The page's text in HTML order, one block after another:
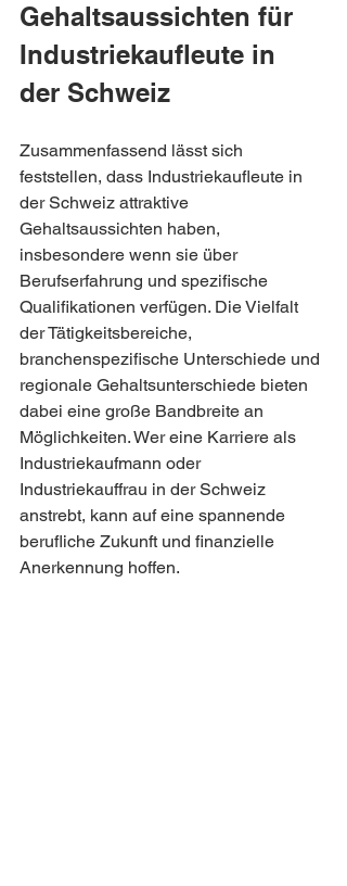
Gehaltsaussichten für
Industriekaufleute in
der Schweiz
Zusammenfassend lässt sich
feststellen, dass Industriekaufleute in
der Schweiz attraktive
Gehaltsaussichten haben,
insbesondere wenn sie über
Berufserfahrung und spezifische
Qualifikationen verfügen. Die Vielfalt
der Tätigkeitsbereiche,
branchenspezifische Unterschiede und
regionale Gehaltsunterschiede bieten
dabei eine große Bandbreite an
Möglichkeiten. Wer eine Karriere als
Industriekaufmann oder
Industriekauffrau in der Schweiz
anstrebt, kann auf eine spannende
berufliche Zukunft und finanzielle
Anerkennung hoffen.